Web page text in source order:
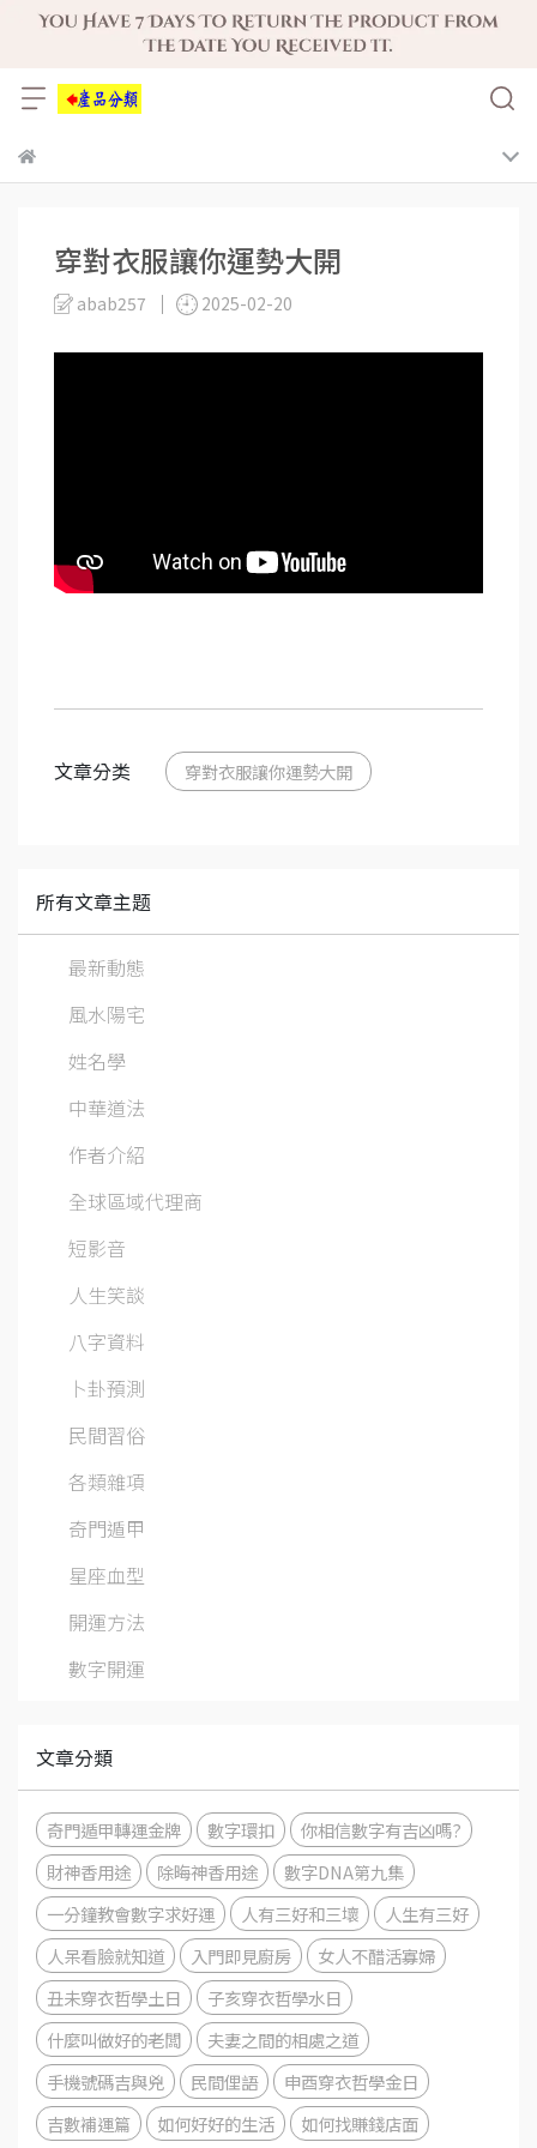
穿對衣服讓你運勢大開
abab257 2025-02-20
文章分类 穿對衣服讓你運勢大開
所有文章主题
最新動態
風水陽宅
姓名學
中華道法
作者介紹
全球區域代理商
短影音
人生笑談
八字資料
卜卦預測
民間習俗
各類雜項
奇門遁甲
星座血型
開運方法
數字開運
文章分類
奇門遁甲轉運金牌 數字環扣
你相信數字有吉凶嗎?
財神香用途
除晦神香用途
數字DNA第九集
一分鐘教會數字求好運
人有三好和三壞
人生有三好
人呆看臉就知道
入門即見廚房
女人不醋活寡婦
丑未穿衣哲學土日
子亥穿衣哲學水日
什麼叫做好的老闆
夫妻之間的相處之道
手機號碼吉與兇
民間俚語
申酉穿衣哲學金日
吉數補運篇
如何好好的生活 如何找賺錢店面